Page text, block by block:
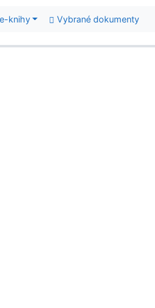
knihy Vybrané dokumenty